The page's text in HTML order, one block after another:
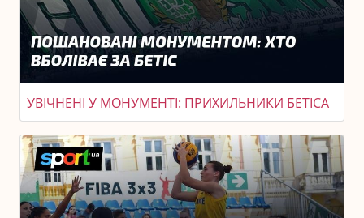
УВІЧНЕНІ У МОНУМЕНТІ: ПРИХИЛЬНИКИ БЕТІСА